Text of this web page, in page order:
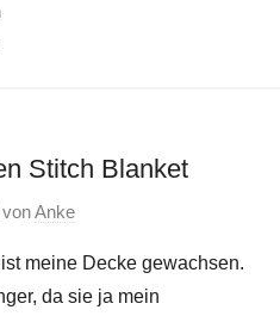
Stitch Blanket
vonAnke
meine Decke gewachsen.
da sie ja mein